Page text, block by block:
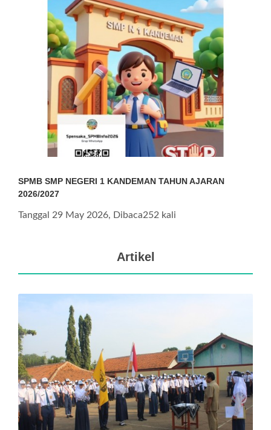
SPMB SMP NEGERI 1 KANDEMAN TAHUN AJARAN
2026/2027
Tanggal 29 May 2026, Dibaca252 kali
Artikel